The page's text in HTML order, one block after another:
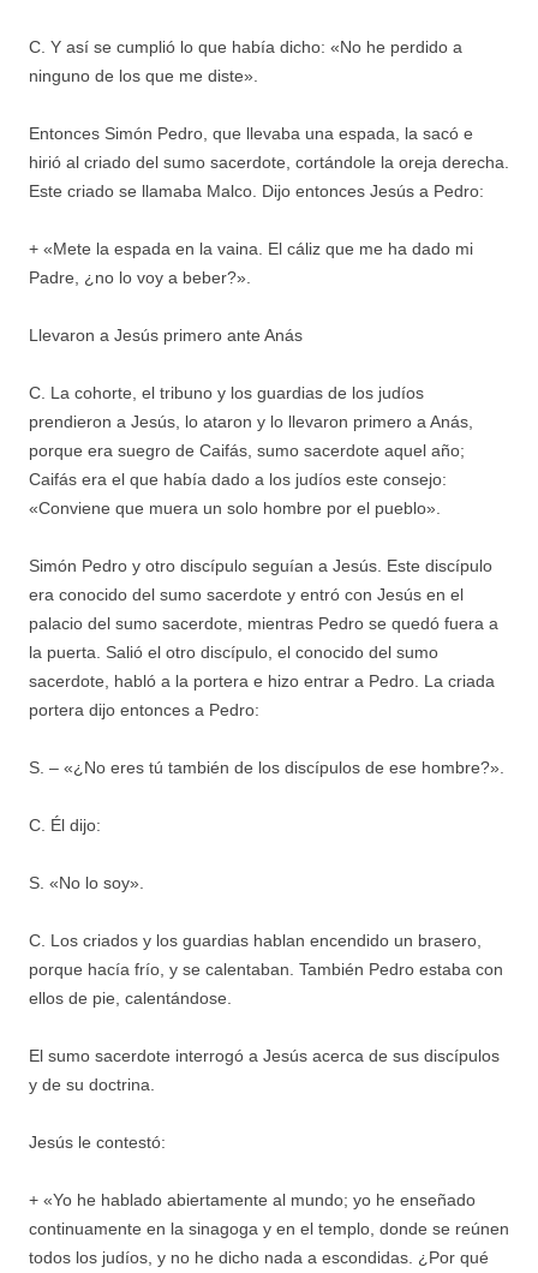
C. Y así se cumplió lo que había dicho: «No he perdido a
ninguno de los que me diste».
Entonces Simón Pedro, que llevaba una espada, la sacó e
hirió al criado del sumo sacerdote, cortándole la oreja derecha.
Este criado se llamaba Malco. Dijo entonces Jesús a Pedro:
+ «Mete la espada en la vaina. El cáliz que me ha dado mi
Padre, ¿no lo voy a beber?».
Llevaron a Jesús primero ante Anás
C. La cohorte, el tribuno y los guardias de los judíos
prendieron a Jesús, lo ataron y lo llevaron primero a Anás,
porque era suegro de Caifás, sumo sacerdote aquel año;
Caifás era el que había dado a los judíos este consejo:
«Conviene que muera un solo hombre por el pueblo».
Simón Pedro y otro discípulo seguían a Jesús. Este discípulo
era conocido del sumo sacerdote y entró con Jesús en el
palacio del sumo sacerdote, mientras Pedro se quedó fuera a
la puerta. Salió el otro discípulo, el conocido del sumo
sacerdote, habló a la portera e hizo entrar a Pedro. La criada
portera dijo entonces a Pedro:
S. – «¿No eres tú también de los discípulos de ese hombre?».
C. Él dijo:
S. «No lo soy».
C. Los criados y los guardias hablan encendido un brasero,
porque hacía frío, y se calentaban. También Pedro estaba con
ellos de pie, calentándose.
El sumo sacerdote interrogó a Jesús acerca de sus discípulos
y de su doctrina.
Jesús le contestó:
+ «Yo he hablado abiertamente al mundo; yo he enseñado
continuamente en la sinagoga y en el templo, donde se reúnen
todos los judíos, y no he dicho nada a escondidas. ¿Por qué